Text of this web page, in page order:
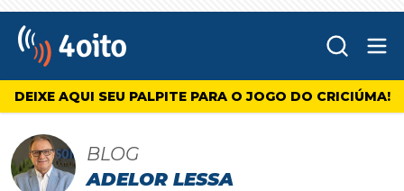
4oito
DEIXE AQUI SEU PALPITE PARA O JOGO DO CRICIÚMA!
BLOG
ADELOR LESSA